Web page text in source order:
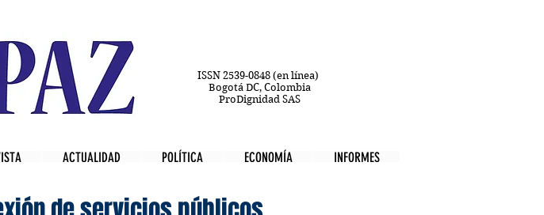
ISSN 2539-0848 (en línea)
Bogotá DC, Colombia
ProDignidad SAS
ACTUALIDAD POLÍTICA ECONOMÍA INFORMES